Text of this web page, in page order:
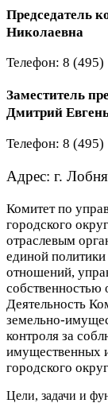
Председатель
Николаевна
Телефон: 8
Заместитель
Дмитрий
Телефон: 8
Адрес: г.
Комитет по
городского
отраслевым
единой
отношений,
собственностью
Деятельность
земельно-
контроля за
имущественных
городского
Цели, задачи и